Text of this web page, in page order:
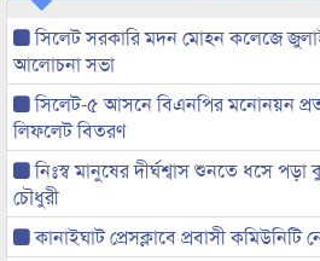
সিলেট সরকারি মদন মোহন কলেজে
আলোচনা সভা
সিলেট-৫ আসনে বিএনপির মনোনয়ন
লিফলেট বিতরণ
নিঃস্ব মানুষের দীর্ঘশ্বাস শুনতে ধসে
চৌধুরী
কানাইঘাট প্রেসক্লাবে প্রবাসী